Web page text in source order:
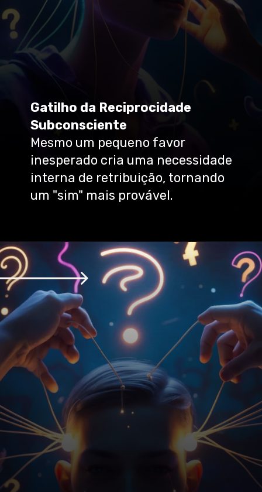
Gatilho da Reciprocidade
Subconsciente
Mesmo um pequeno favor
inesperado cria uma necessidade
interna de retribuição, tornando
um "sim" mais provável.